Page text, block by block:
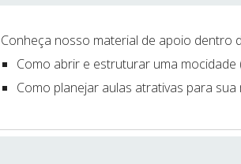
Conheça nosso material de apoio dentro
Como abrir e estruturar uma mocidade
Como planejar aulas atrativas para